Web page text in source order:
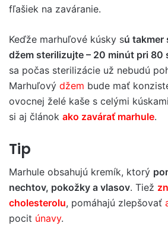
fľašiek na zaváranie.
Keďže marhuľové kúsky sú takmer
džem sterilizujte – 20 minút pri 80
sa počas sterilizácie už nebudú
Marhuľový džem bude mať
ovocnej želé kaše s celými
si aj článok ako zavárať marhule.
Tip
Marhule obsahujú kremík, ktorý
nechtov, pokožky a vlasov. Tiež
cholesterolu, pomáhajú zlepšovať
pocit únavy.